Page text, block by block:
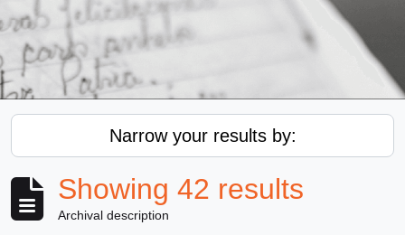
Narrow your results by:
Showing 42 results
Archival description